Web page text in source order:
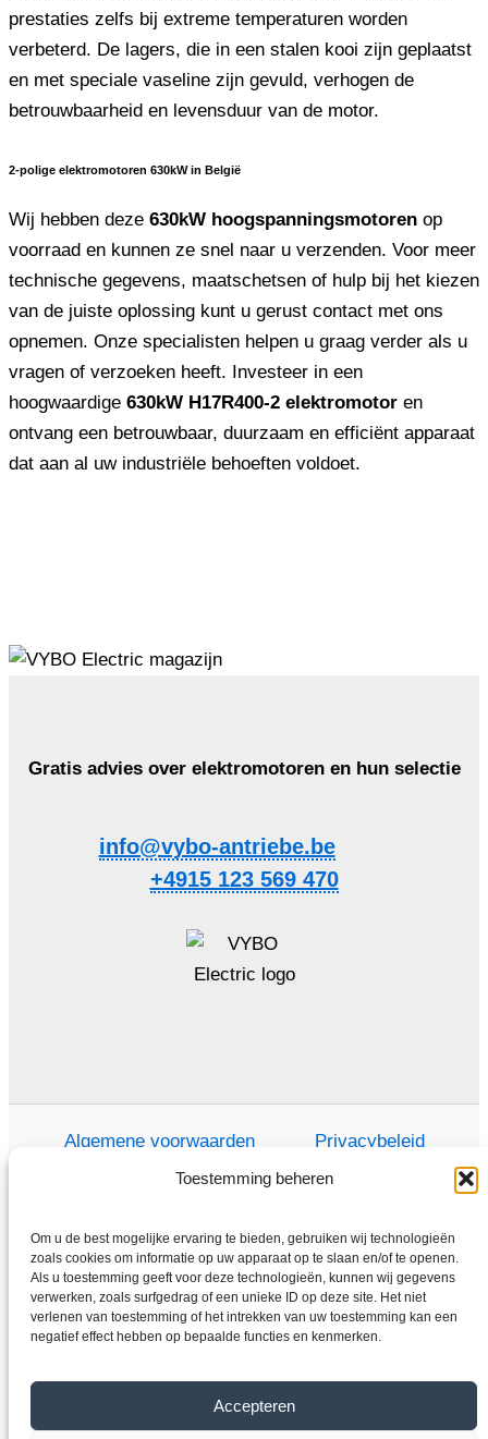
Toestemming beheren
Om u de best mogelijke ervaring te bieden, gebruiken wij technologieën
zoals cookies om informatie op uw apparaat op te slaan en/of te openen.
Als u toestemming geeft voor deze technologieën, kunnen wij gegevens
verwerken, zoals surfgedrag of een unieke ID op deze site. Het niet
verlenen van toestemming of het intrekken van uw toestemming kan een
negatief effect hebben op bepaalde functies en kenmerken.
Accepteren
prestaties zelfs bij extreme temperaturen worden
verbeterd. De lagers, die in een stalen kooi zijn geplaatst
en met speciale vaseline zijn gevuld, verhogen de
betrouwbaarheid en levensduur van de motor.
2-polige elektromotoren 630kW in België
Wij hebben deze 630kW hoogspanningsmotoren op
voorraad en kunnen ze snel naar u verzenden. Voor meer
technische gegevens, maatschetsen of hulp bij het kiezen
van de juiste oplossing kunt u gerust contact met ons
opnemen. Onze specialisten helpen u graag verder als u
vragen of verzoeken heeft. Investeer in een
hoogwaardige 630kW H17R400-2 elektromotor en
ontvang een betrouwbaar, duurzaam en efficiënt apparaat
dat aan al uw industriële behoeften voldoet.
Gratis advies over elektromotoren en hun selectie
info@vybo-antriebe.be
+4915 123 569 470
Algemene voorwaarden Privacybeleid
Thuis
Winkel
Elektromotoren
Frequentieomvormer
Overdragen
Over ons